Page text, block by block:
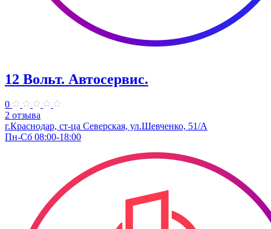
12 Вольт. Автосервис.
0
2 отзыва
г.Краснодар, ст-ца Северская, ул.Шевченко, 51/А
Пн-Сб 08:00-18:00